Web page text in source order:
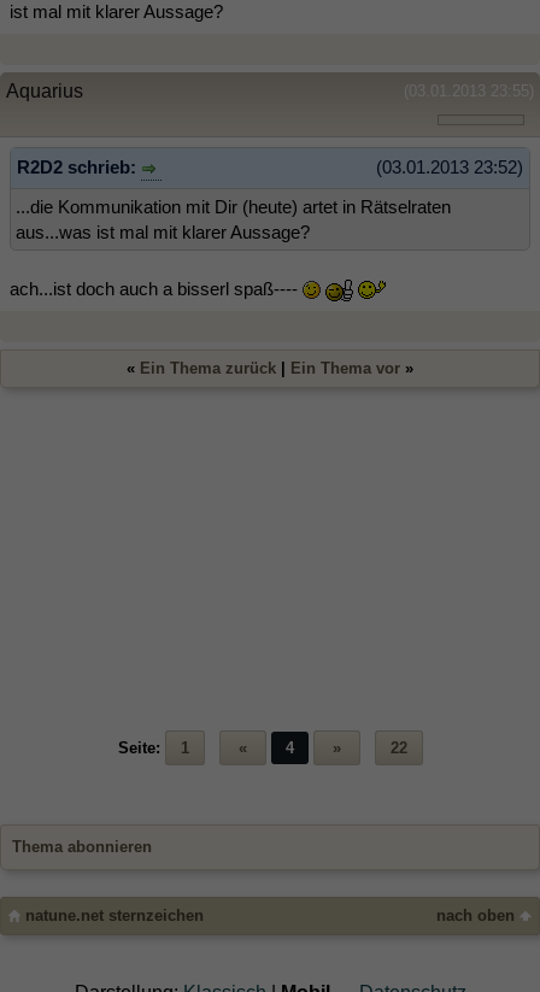
ist mal mit klarer Aussage?
(03.01.2013 23:55)
Aquarius
(03.01.2013 23:52)
R2D2 schrieb:
...die Kommunikation mit Dir (heute) artet in Rätselraten
aus...was ist mal mit klarer Aussage?
ach...ist doch auch a bisserl spaß----
« Ein Thema zurück | Ein Thema vor »
Seite: 1 « 4 » 22
Thema abonnieren
nach oben
natune.net sternzeichen